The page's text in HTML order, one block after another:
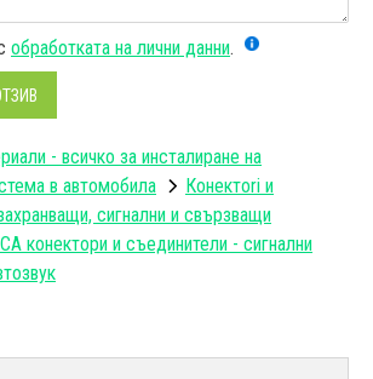
обработката на лични данни.
- всичко за инсталиране на
в автомобила
Конектori и
сигнални и свързващи
конектори и съединители - сигнални